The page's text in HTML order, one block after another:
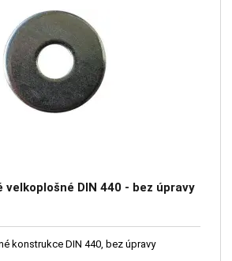
velkoplošné DIN 440 - bez úpravy
konstrukce DIN 440, bez úpravy